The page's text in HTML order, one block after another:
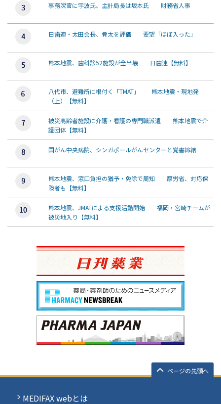
事務次官に宇波氏、主計局長は坂本氏 財務省人事
日歯連・太田会長、骨太を評価 要望「ほぼ入った」
熊本地震、歯科診52施設が全半壊 日歯連【無料】
八代市、避難所に根付く「TMAT」 熊本地震・現地発
（上）【無料】
被災高齢者施設に介護・看護の専門職派遣 熊本地震で介
護団体【無料】
国がん中央病院、シンガポールがんセンターと覚書締結
熊本地震、窓口負担の猶予・免除で周知 厚労省、対応保
険者も【無料】
熊本地震、JMATによる支援活動開始 福岡・宮崎チームが
被災地入り【無料】
ページの先頭へ
MEDIFAX webとは